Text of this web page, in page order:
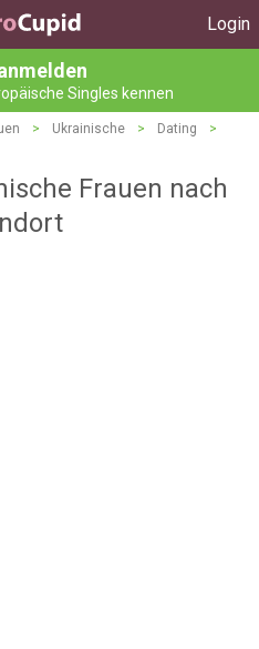
Login
Singles kennen
> Ukrainische > Dating
>
Frauen nach